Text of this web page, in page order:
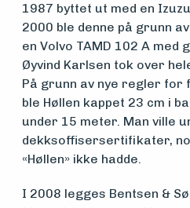
Vern,
vedlikehold
og drift
Om
foreningen
1987 byttet ut med en
2000 ble denne på grunn
en Volvo TAMD 102 A med
Øyvind Karlsen tok over
På grunn av nye regler
ble Høllen kappet 23 cm i
under 15 meter. Man ville
dekksoffisersertifikater,
«Høllen» ikke hadde.
I 2008 legges Bentsen &